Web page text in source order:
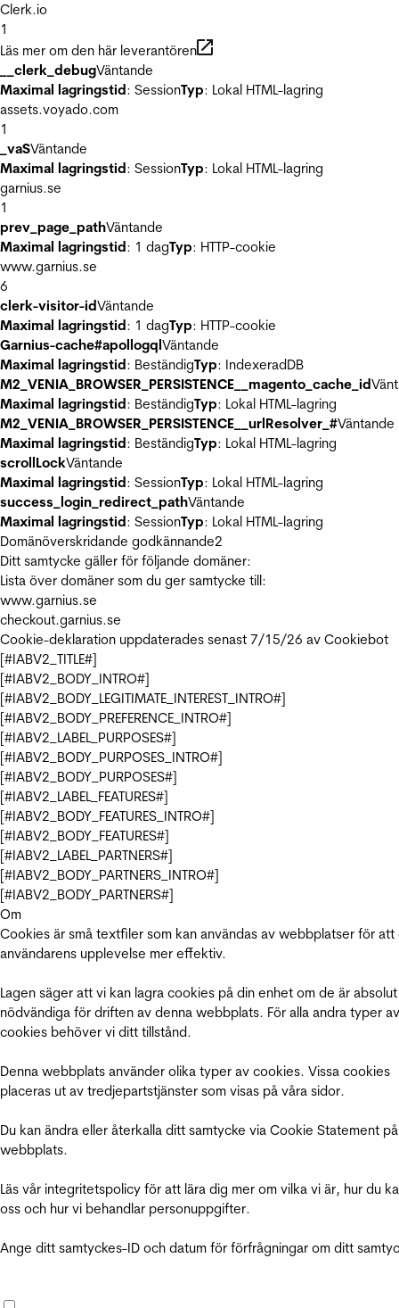
Clerk.io
1
Läs mer om den här leverantören
__clerk_debugVäntande
Maximal lagringstid: SessionTyp: Lokal HTML-lagring
assets.voyado.com
1
_vaSVäntande
Maximal lagringstid: SessionTyp: Lokal HTML-lagring
garnius.se
1
prev_page_pathVäntande
Maximal lagringstid: 1 dagTyp: HTTP-cookie
www.garnius.se
6
clerk-visitor-idVäntande
Maximal lagringstid: 1 dagTyp: HTTP-cookie
Garnius-cache#apollogqlVäntande
Maximal lagringstid: BeständigTyp: IndexeradDB
M2_VENIA_BROWSER_PERSISTENCE__magento_cache_id
Maximal lagringstid: BeständigTyp: Lokal HTML-lagring
M2_VENIA_BROWSER_PERSISTENCE__urlResolver_#Väntande
Maximal lagringstid: BeständigTyp: Lokal HTML-lagring
scrollLockVäntande
Maximal lagringstid: SessionTyp: Lokal HTML-lagring
success_login_redirect_pathVäntande
Maximal lagringstid: SessionTyp: Lokal HTML-lagring
Domänöverskridande godkännande2
Ditt samtycke gäller för följande domäner:
Lista över domäner som du ger samtycke till:
www.garnius.se
checkout.garnius.se
Cookie-deklaration uppdaterades senast 7/15/26 av Cookiebot
[#IABV2_TITLE#]
[#IABV2_BODY_INTRO#]
[#IABV2_BODY_LEGITIMATE_INTEREST_INTRO#]
[#IABV2_BODY_PREFERENCE_INTRO#]
[#IABV2_LABEL_PURPOSES#]
[#IABV2_BODY_PURPOSES_INTRO#]
[#IABV2_BODY_PURPOSES#]
[#IABV2_LABEL_FEATURES#]
[#IABV2_BODY_FEATURES_INTRO#]
[#IABV2_BODY_FEATURES#]
[#IABV2_LABEL_PARTNERS#]
[#IABV2_BODY_PARTNERS_INTRO#]
[#IABV2_BODY_PARTNERS#]
Om
Cookies är små textfiler som kan användas av webbplatser för att
användarens upplevelse mer effektiv.
Lagen säger att vi kan lagra cookies på din enhet om de är absolut
nödvändiga för driften av denna webbplats. För alla andra typer av
cookies behöver vi ditt tillstånd.
Denna webbplats använder olika typer av cookies. Vissa cookies
placeras ut av tredjepartstjänster som visas på våra sidor.
Du kan ändra eller återkalla ditt samtycke via Cookie Statement
webbplats.
Läs vår integritetspolicy för att lära dig mer om vilka vi är, hur du
oss och hur vi behandlar personuppgifter.
Ange ditt samtyckes-ID och datum för förfrågningar om ditt